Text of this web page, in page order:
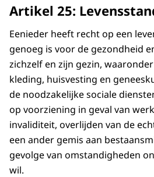
Artikel 25:
Eenieder heeft recht op een
genoeg is voor de gezondheid
zichzelf en zijn gezin,
kleding, huisvesting en
de noodzakelijke sociale
op voorziening in geval van
invaliditeit, overlijden van de
een ander gemis aan
gevolge van omstandigheden
wil.